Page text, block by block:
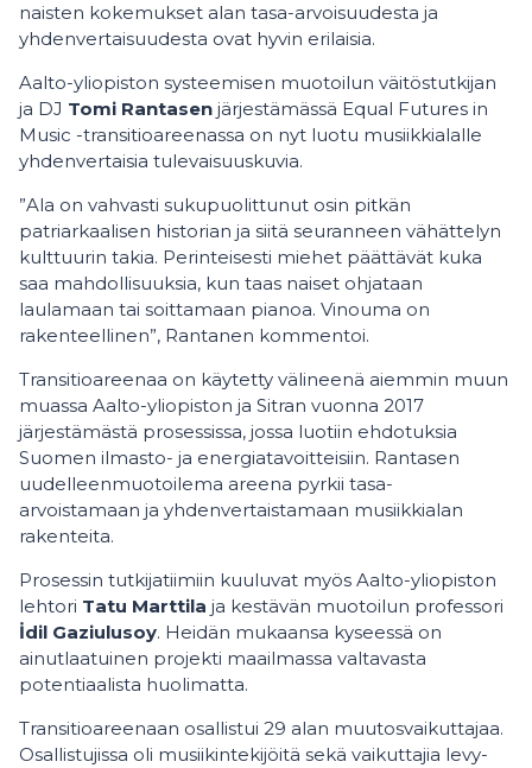
naisten kokemukset alan tasa-arvoisuudesta ja
yhdenvertaisuudesta ovat hyvin erilaisia.
Aalto-yliopiston systeemisen muotoilun väitöstutkijan
ja DJ Tomi Rantasen järjestämässä Equal Futures in
Music -transitioareenassa on nyt luotu musiikkialalle
yhdenvertaisia tulevaisuuskuvia.
”Ala on vahvasti sukupuolittunut osin pitkän
patriarkaalisen historian ja siitä seuranneen vähättelyn
kulttuurin takia. Perinteisesti miehet päättävät kuka
saa mahdollisuuksia, kun taas naiset ohjataan
laulamaan tai soittamaan pianoa. Vinouma on
rakenteellinen”, Rantanen kommentoi.
Transitioareenaa on käytetty välineenä aiemmin muun
muassa Aalto-yliopiston ja Sitran vuonna 2017
järjestämästä prosessissa, jossa luotiin ehdotuksia
Suomen ilmasto- ja energiatavoitteisiin. Rantasen
uudelleenmuotoilema areena pyrkii tasa-
arvoistamaan ja yhdenvertaistamaan musiikkialan
rakenteita.
Prosessin tutkijatiimiin kuuluvat myös Aalto-yliopiston
lehtori Tatu Marttila ja kestävän muotoilun professori
İdil Gaziulusoy. Heidän mukaansa kyseessä on
ainutlaatuinen projekti maailmassa valtavasta
potentiaalista huolimatta.
Transitioareenaan osallistui 29 alan muutosvaikuttajaa.
Osallistujissa oli musiikintekijöitä sekä vaikuttajia levy-